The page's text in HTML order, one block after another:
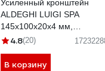
Усиленный кронштейн
ALDEGHI LUIGI SPA
145х100х20х4 мм,
оцинкованный 2579AZ15
4.8(20)
В корзину